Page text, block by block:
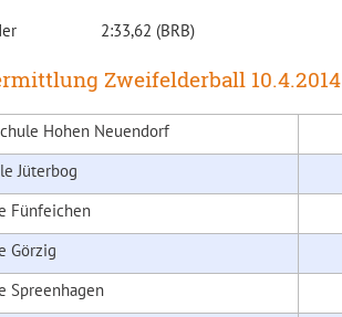
2:33,62 (BRB)
Zweifelderball 10.4.2014
Hohen Neuendorf
Jüterbog
Fünfeichen
Görzig
Spreenhagen